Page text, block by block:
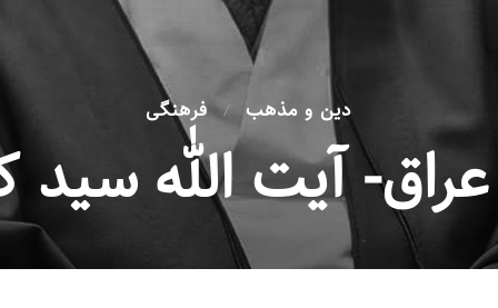
دین و مذهب فرهنگی
آیت الله سید